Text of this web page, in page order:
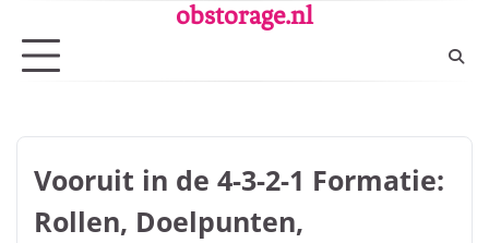
content
obstorage.nl
Vooruit in de 4-3-2-1 Formatie:
Rollen, Doelpunten,